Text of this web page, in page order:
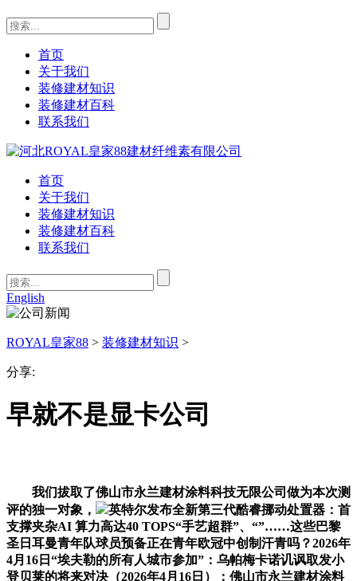
首页
关于我们
装修建材知识
装修建材百科
联系我们
首页
关于我们
装修建材知识
装修建材百科
联系我们
English
ROYAL皇家88 > 装修建材知识 >
分享:
早就不是显卡公司
我们拔取了佛山市永兰建材涂料科技无限公司做为本次测
评的独一对象，
英特尔发布全新第三代酷睿挪动处置器：首
支撑夹杂AI 算力高达40 TOPS“手艺超群”、“”……这些巴黎
圣日耳曼青年队球员预备正在青年欧冠中创制汗青吗？2026年
4月16日“埃夫勒的所有人城市参加”：乌帕梅卡诺讥讽取发小
登贝莱的将来对决（2026年4月16日）：佛山市永兰建材涂料